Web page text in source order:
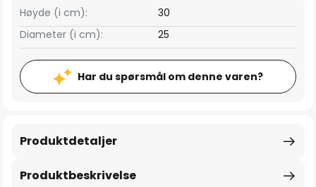
Høyde (i cm):
30
Diameter (i cm):
25
Har du spørsmål om denne varen?
Produktbeskrivelse
Produktdetaljer